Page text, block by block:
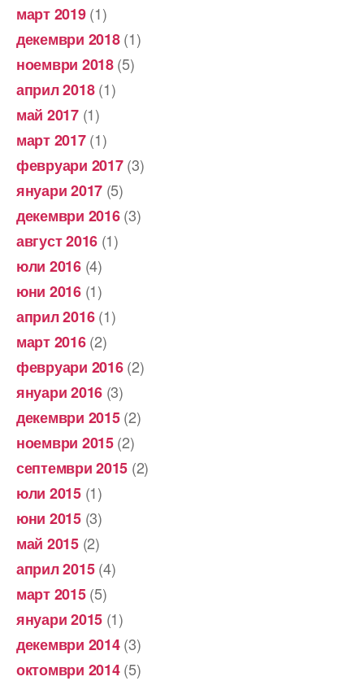
март 2019(1)
декември 2018(1)
ноември 2018(5)
април 2018(1)
май 2017(1)
март 2017(1)
февруари 2017(3)
януари 2017 (5)
декември 2016(3)
август 2016 (1)
юли 2016(4)
юни 2016(1)
април 2016(1)
март 2016(2)
февруари 2016(2)
януари 2016 (3)
декември 2015(2)
ноември 2015(2)
септември 2015 (2)
юли 2015(1)
юни 2015(3)
май 2015(2)
април 2015(4)
март 2015(5)
януари 2015 (1)
декември 2014(3)
октомври 2014(5)